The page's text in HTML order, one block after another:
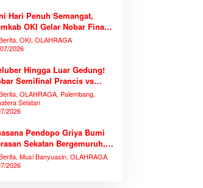
Hari Penuh Semangat,
OKI Gelar Nobar Final
Dunia 2026 Bersama
Warga
OKI, OLAHRAGA
2026
Hingga Luar Gedung!
Semifinal Prancis vs
di TVRI Sumsel
Rekor Antusiasme
OLAHRAGA, Palembang,
Selatan
2026
Pendopo Griya Bumi
Sekatan Bergemuruh,
Muba Bersama Ribuan
Nobar Laga Bersejarah
Musi Banyuasin, OLAHRAGA
2026